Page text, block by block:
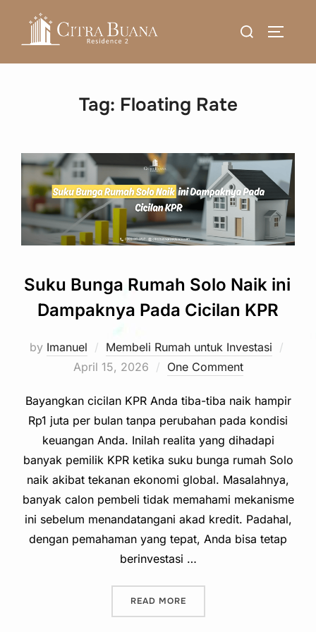
content
Search
Tag: Floating Rate
Suku Bunga Rumah Solo Naik ini
Dampaknya Pada Cicilan KPR
by Imanuel Membeli Rumah untuk Investasi
April 15, 2026 One Comment
Bayangkan cicilan KPR Anda tiba-tiba naik hampir
Rp1 juta per bulan tanpa perubahan pada kondisi
keuangan Anda. Inilah realita yang dihadapi
banyak pemilik KPR ketika suku bunga rumah Solo
naik akibat tekanan ekonomi global. Masalahnya,
banyak calon pembeli tidak memahami mekanisme
ini sebelum menandatangani akad kredit. Padahal,
dengan pemahaman yang tepat, Anda bisa tetap
berinvestasi …
READ MORE“SUKU BUNGA RUMAH